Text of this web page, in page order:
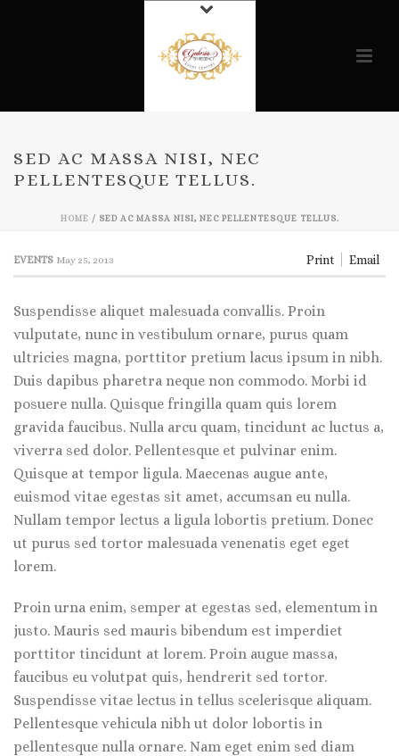
SED AC MASSA NISI, NEC
PELLENTESQUE TELLUS.
HOME / SED AC MASSA NISI, NEC PELLENTESQUE TELLUS.
Print Email
EVENTS May 25, 2013
Suspendisse aliquet malesuada convallis. Proin
vulputate, nunc in vestibulum ornare, purus quam
ultricies magna, porttitor pretium lacus ipsum in nibh.
Duis dapibus pharetra neque non commodo. Morbi id
posuere nulla. Quisque fringilla quam quis lorem
gravida faucibus. Nulla arcu quam, tincidunt ac luctus a,
viverra sed dolor. Pellentesque et pulvinar enim.
Quisque at tempor ligula. Maecenas augue ante,
euismod vitae egestas sit amet, accumsan eu nulla.
Nullam tempor lectus a ligula lobortis pretium. Donec
ut purus sed tortor malesuada venenatis eget eget
lorem.
Proin urna enim, semper at egestas sed, elementum in
justo. Mauris sed mauris bibendum est imperdiet
porttitor tincidunt at lorem. Proin augue massa,
faucibus eu volutpat quis, hendrerit sed tortor.
Suspendisse vitae lectus in tellus scelerisque aliquam.
Pellentesque vehicula nibh ut dolor lobortis in
pellentesque nulla ornare. Nam eget enim sed diam